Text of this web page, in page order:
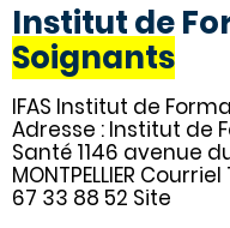
Institut de
Soignants
IFAS Institut de
Adresse : Institut de
Santé 1146 avenue
MONTPELLIER
67 33 88 52 Site